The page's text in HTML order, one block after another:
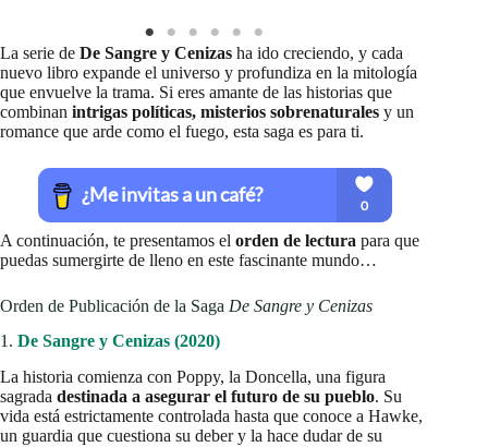
La serie de De Sangre y Cenizas ha ido creciendo, y cada
nuevo libro expande el universo y profundiza en la mitología
que envuelve la trama. Si eres amante de las historias que
combinan intrigas políticas, misterios sobrenaturales y un
romance que arde como el fuego, esta saga es para ti.
A continuación, te presentamos el orden de lectura para que
puedas sumergirte de lleno en este fascinante mundo…
Orden de Publicación de la Saga De Sangre y Cenizas
1. De Sangre y Cenizas (2020)
La historia comienza con Poppy, la Doncella, una figura
sagrada destinada a asegurar el futuro de su pueblo. Su
vida está estrictamente controlada hasta que conoce a Hawke,
un guardia que cuestiona su deber y la hace dudar de su